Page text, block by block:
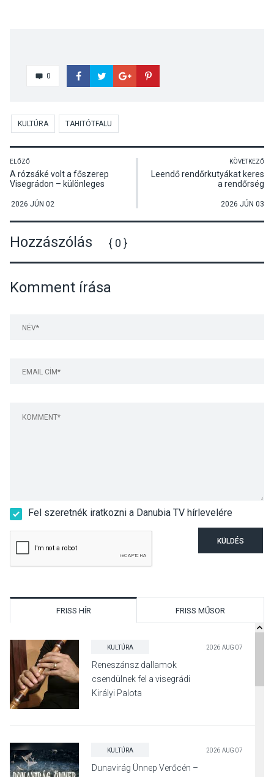
0
KULTÚRA TAHITÓTFALU
ELŐZŐ
A rózsáké volt a főszerep
Visegrádon – különleges
2026 JÚN 02
KÖVETKEZŐ
Leendő rendőrkutyákat keres
a rendőrség
2026 JÚN 03
Hozzászólás { 0 }
Komment írása
Fel szeretnék iratkozni a Danubia TV hírlevelére
KÜLDÉS
FRISS HÍR FRISS MŰSOR
KULTÚRA 2026 AUG 07
Reneszánsz dallamok
csendülnek fel a visegrádi
Királyi Palota
KULTÚRA 2026 AUG 07
Dunavirág Ünnep Verőcén –